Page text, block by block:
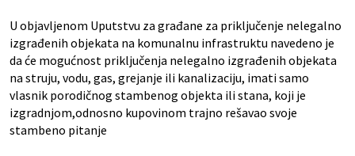
U objavljenom Uputstvu za građane za priključenje nelegalno
izgrađenih objekata na komunalnu infrastruktu navedeno je
da će mogućnost priključenja nelegalno izgrađenih objekata
na struju, vodu, gas, grejanje ili kanalizaciju, imati samo
vlasnik porodičnog stambenog objekta ili stana, koji je
izgradnjom,odnosno kupovinom trajno rešavao svoje
stambeno pitanje